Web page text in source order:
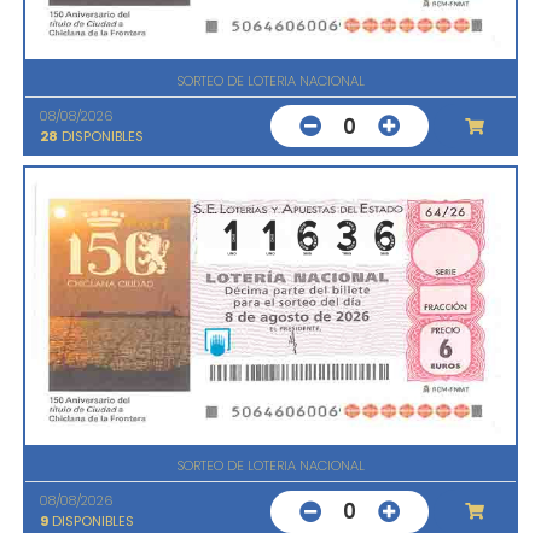
SORTEO DE LOTERIA NACIONAL
08/08/2026
28 DISPONIBLES 0
SORTEO DE LOTERIA NACIONAL
08/08/2026
9 DISPONIBLES 0